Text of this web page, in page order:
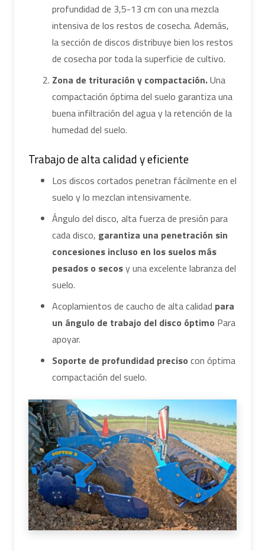
profundidad de 3,5-13 cm con una mezcla
intensiva de los restos de cosecha. Además,
la sección de discos distribuye bien los restos
de cosecha por toda la superficie de cultivo.
Zona de trituración y compactación.Una
compactación óptima del suelo garantiza una
buena infiltración del agua y la retención de la
humedad del suelo.
Trabajo de alta calidad y eficiente
Los discos cortados penetran fácilmente en el
suelo y lo mezclan intensivamente.
Ángulo del disco, alta fuerza de presión para
cada disco, garantiza una penetración sin
concesiones incluso en los suelos más
pesados o secosy una excelente labranza del
suelo.
Acoplamientos de caucho de alta calidad para
un ángulo de trabajo del disco óptimo Para
apoyar.
Soporte de profundidad preciso con óptima
compactación del suelo.